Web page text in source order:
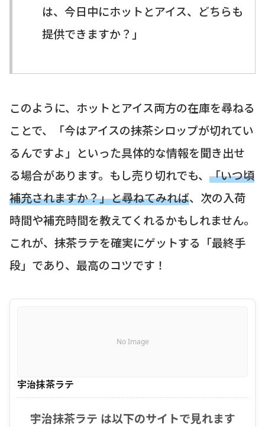
は、今日中にホットとアイス、どちらも
提供できますか？ 」
このように、ホットとアイス両方の在庫を尋ねる
ことで、「今はアイスの抹茶シロップが切れてい
るんですよ」といった具体的な情報を聞き出せ
る場合があります。もし売り切れでも、 「いつ頃
補充されますか？」と尋ねてみれば、次の入荷
時間や補充時間を教えてくれるかもしれません。
これが、抹茶ラテを確実にゲットする「最終手
段」であり、最高のコツです！
No Image
宇治抹茶ラテ
宇治抹茶ラテ は以下のサイトで見れます